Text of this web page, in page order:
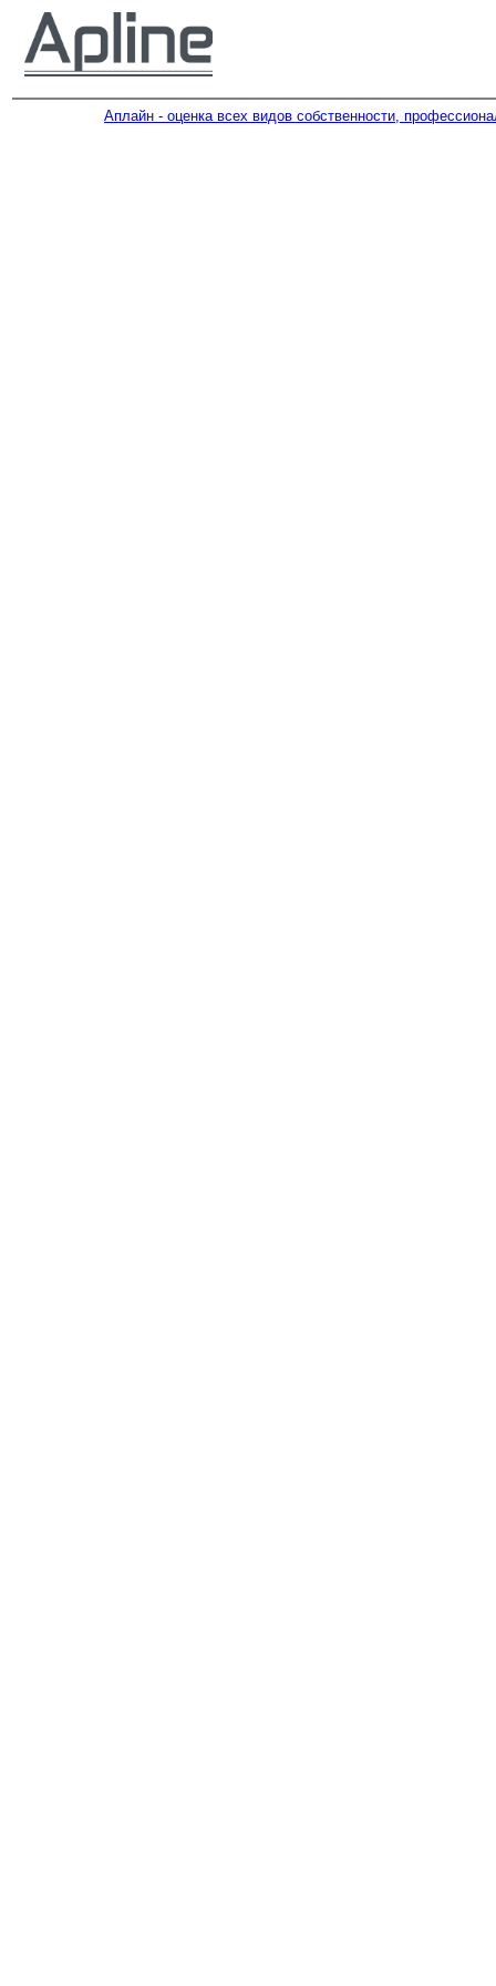
Аплайн - оценка всех видов собственности,